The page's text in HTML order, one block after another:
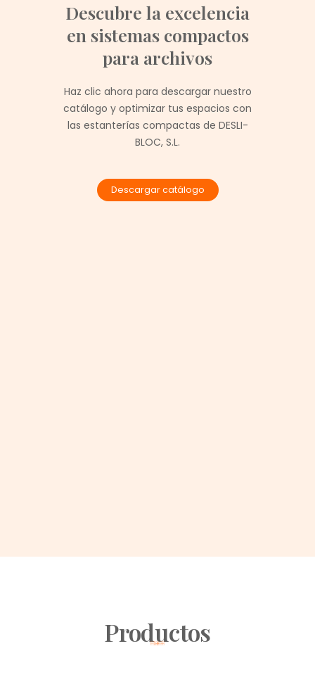
Descubre la excelencia
en sistemas compactos
para archivos
Haz clic ahora para descargar nuestro
catálogo y optimizar tus espacios con
las estanterías compactas de DESLI-
BLOC, S.L.
Descargar catálogo
Productos